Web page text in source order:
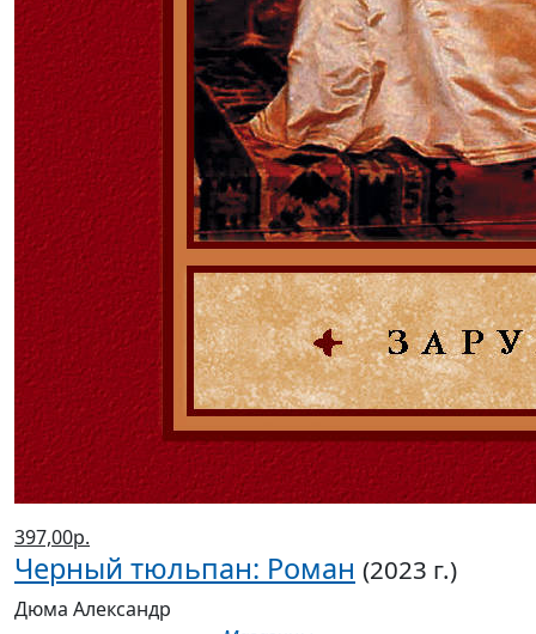
397,00р.
Черный тюльпан: Роман (2023 г.)
Дюма Александр